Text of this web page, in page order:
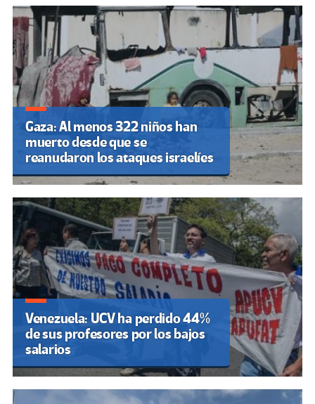
Gaza: Al menos 322 niños han
muerto desde que se
reanudaron los ataques israelíes
Venezuela: UCV ha perdido 44%
de sus profesores por los bajos
salarios